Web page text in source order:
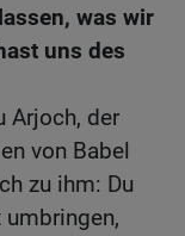
was wir
uns des
Arjoch, der
von Babel
zu ihm: Du